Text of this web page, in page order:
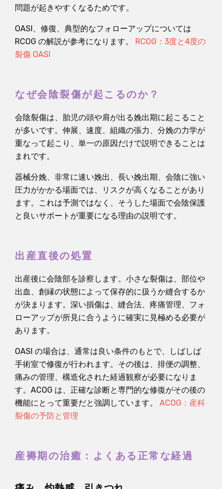
問題が起きやすくなるためです。
OASI、修復、典型的なフォローアップについては
RCOG の解説が参考になります。 RCOG：3度と4度の
裂傷 OASI
なぜ会陰裂傷が起こるのか？
会陰裂傷は、胎児の頭や肩が出る娩出期に起こること
が多いです。伸展、速度、組織の張力、分娩の力学が
重なって起こり、単一の原因だけで説明できることは
まれです。
器械分娩、非常に速い娩出、長い娩出期、会陰に強い
圧力がかかる場面では、リスクが高くなることがあり
ます。これは予測ではなく、そうした場面で会陰保護
と良いサポートが重要になる理由の説明です。
出産直後の処置
出産後に会陰部を診察します。小さな裂傷は、部位や
出血、創縁の状態によって保存的に扱うか縫合するか
が決まります。深い損傷は、縫合法、疼痛管理、フォ
ローアップが所見に合うように確実に見極める必要が
あります。
OASI の場合は、通常は良い条件のもとで、しばしば
手術室で修復が行われます。その後は、排便の調整、
痛みの管理、構造化された経過観察が必要になりま
す。ACOG は、正確な診断と専門的な修復がその後の
機能にとって重要だと強調しています。 ACOG：産科
裂傷の予防と管理
産褥期の治癒：よくある正常な経過